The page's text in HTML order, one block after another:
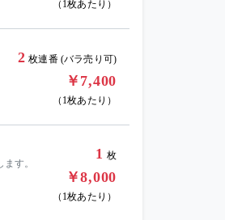
（1枚あたり）
2 枚連番 (バラ売り可)
￥7,400
（1枚あたり）
す。
1 枚
￥8,000
（1枚あたり）